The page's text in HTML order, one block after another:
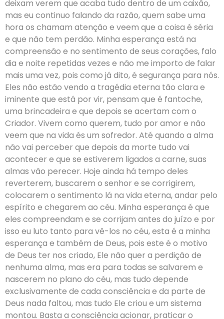
deixam verem que acaba tudo dentro de um caixão,
mas eu continuo falando da razão, quem sabe uma
hora os chamam atenção e veem que a coisa é séria
e que não tem perdão. Minha esperança está na
compreensão e no sentimento de seus corações, falo
dia e noite repetidas vezes e não me importo de falar
mais uma vez, pois como já dito, é segurança para nós.
Eles não estão vendo a tragédia eterna tão clara e
iminente que está por vir, pensam que é fantoche,
uma brincadeira e que depois se acertam com o
Criador. Vivem como querem, tudo por amor e não
veem que na vida és um sofredor. Até quando a alma
não vai perceber que depois da morte tudo vai
acontecer e que se estiverem ligados a carne, suas
almas vão perecer. Hoje ainda há tempo deles
reverterem, buscarem o senhor e se corrigirem,
colocarem o sentimento lá na vida eterna, andar pelo
espírito e chegarem ao céu. Minha esperança é que
eles compreendam e se corrijam antes do juízo e por
isso eu luto tanto para vê-los no céu, esta é a minha
esperança e também de Deus, pois este é o motivo
de Deus ter nos criado, Ele não quer a perdição de
nenhuma alma, mas era para todas se salvarem e
nascerem no plano do céu, mas tudo depende
exclusivamente de cada consciência e da parte de
Deus nada faltou, mas tudo Ele criou e um sistema
montou. Basta a consciência acionar, praticar o